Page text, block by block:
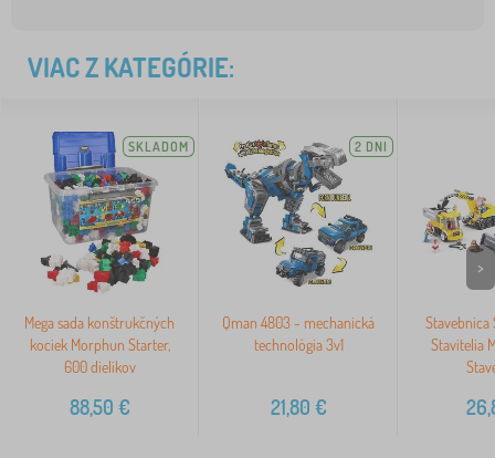
VIAC Z KATEGÓRIE:
SKLADOM
Mega sada konštrukčných
kociek Morphun Starter,
600 dielikov
88,50 €
2 DNI
Qman 4803 - mechanická
technológia 3v1
21,80 €
Stavebnica
Stavitelia
>